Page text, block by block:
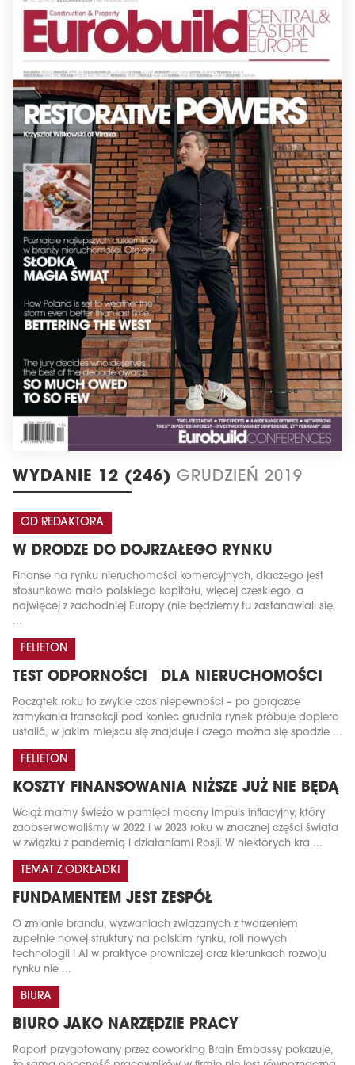
WYDANIE 12 (246) GRUDZIEŃ 2019
OD REDAKTORA
W DRODZE DO DOJRZAŁEGO RYNKU
Finanse na rynku nieruchomości komercyjnych, dlaczego jest
stosunkowo mało polskiego kapitału, więcej czeskiego, a
najwięcej z zachodniej Europy (nie będziemy tu zastanawiali się,
...
FELIETON
TEST ODPORNOŚCI DLA NIERUCHOMOŚCI
Początek roku to zwykle czas niepewności – po gorączce
zamykania transakcji pod koniec grudnia rynek próbuje dopiero
ustalić, w jakim miejscu się znajduje i czego można się spodzie ...
FELIETON
KOSZTY FINANSOWANIA NIŻSZE JUŻ NIE BĘDĄ
Wciąż mamy świeżo w pamięci mocny impuls inflacyjny, który
zaobserwowaliśmy w 2022 i w 2023 roku w znacznej części świata
w związku z pandemią i działaniami Rosji. W niektórych kra ...
TEMAT Z ODKŁADKI
FUNDAMENTEM JEST ZESPÓŁ
O zmianie brandu, wyzwaniach związanych z tworzeniem
zupełnie nowej struktury na polskim rynku, roli nowych
technologii i AI w praktyce prawniczej oraz kierunkach rozwoju
rynku nie ...
BIURA
BIURO JAKO NARZĘDZIE PRACY
Raport przygotowany przez coworking Brain Embassy pokazuje,